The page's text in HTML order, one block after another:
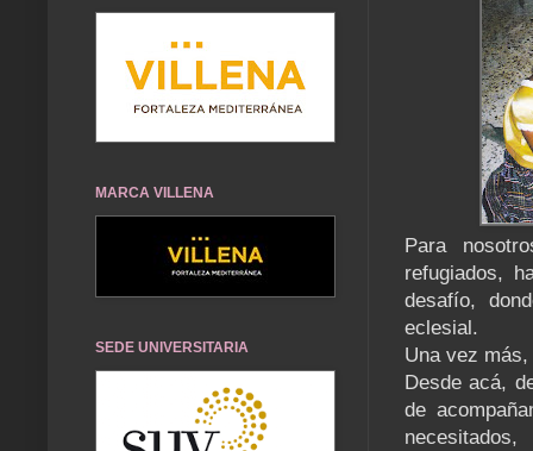
Para
refugiados,
desafío,
eclesial.
Una vez
Desde acá,
de
MARCA VILLENA
SEDE UNIVERSITARIA